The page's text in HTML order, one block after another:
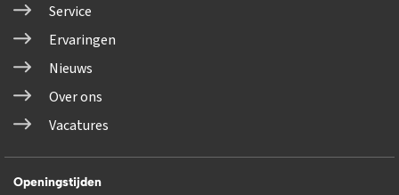
Service
Ervaringen
Nieuws
Over ons
Vacatures
Openingstijden